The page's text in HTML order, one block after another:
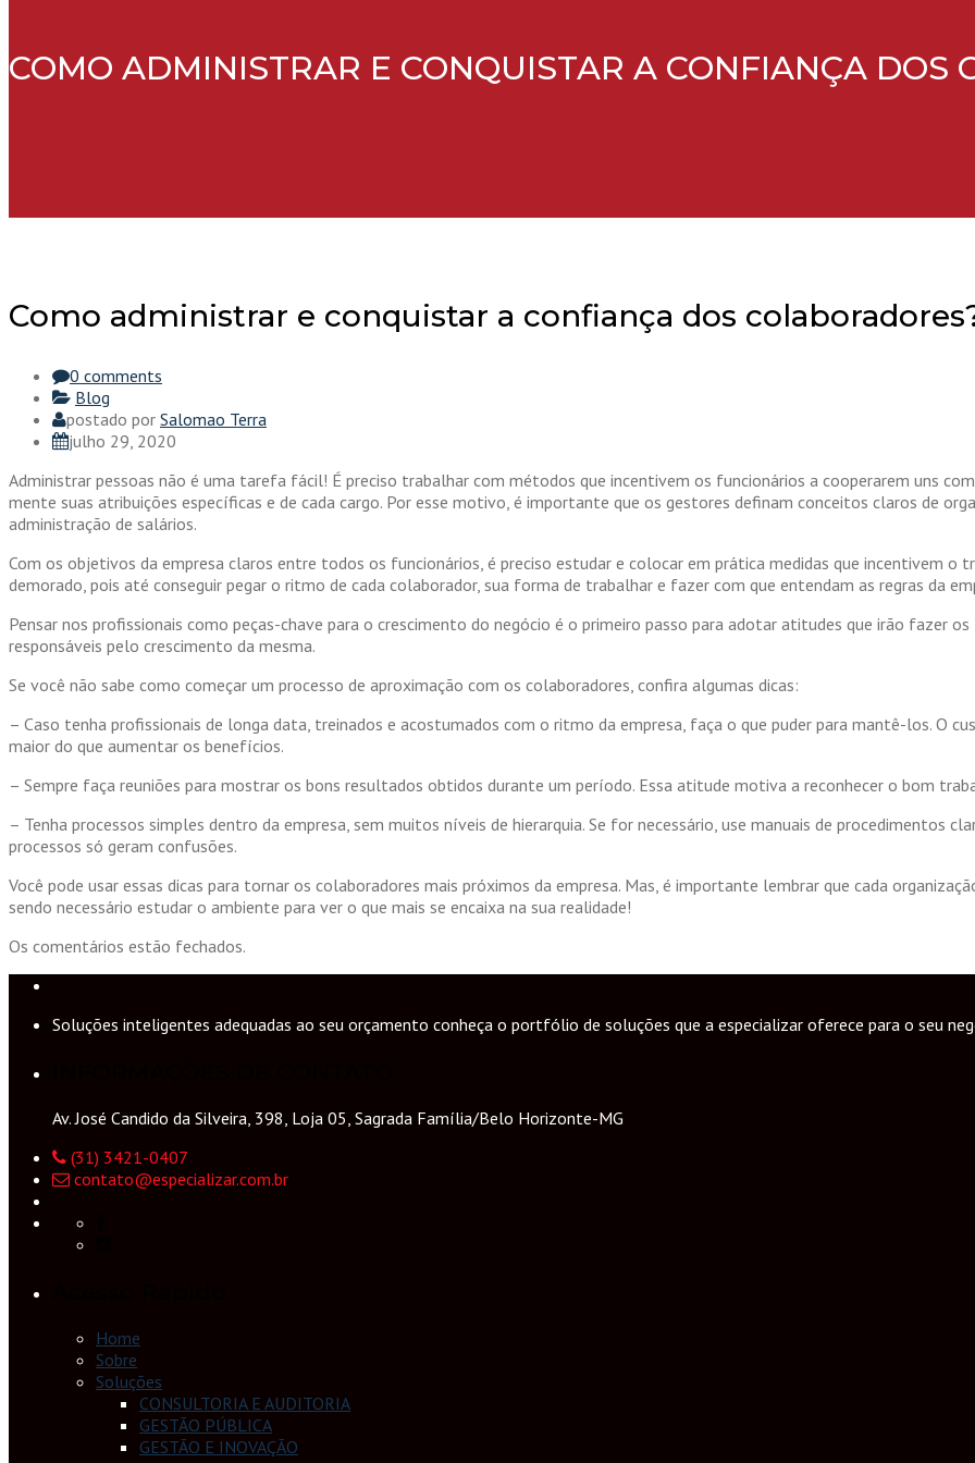
COMO ADMINISTRAR E CONQUISTAR A CONFIANÇA DOS
Como administrar e conquistar a confiança dos
0 comments
Blog
postado por Salomao Terra
julho 29, 2020
Administrar pessoas não é uma tarefa fácil! É preciso trabalhar com métodos que incentivem os funcionários a cooperarem uns
mente suas atribuições específicas e de cada cargo. Por esse motivo, é importante que os gestores definam conceitos claros de
administração de salários.
Com os objetivos da empresa claros entre todos os funcionários, é preciso estudar e colocar em prática medidas que incentivem o
demorado, pois até conseguir pegar o ritmo de cada colaborador, sua forma de trabalhar e fazer com que entendam as regras da
Pensar nos profissionais como peças-chave para o crescimento do negócio é o primeiro passo para adotar atitudes que irão fazer
responsáveis pelo crescimento da mesma.
Se você não sabe como começar um processo de aproximação com os colaboradores, confira algumas dicas:
– Caso tenha profissionais de longa data, treinados e acostumados com o ritmo da empresa, faça o que puder para mantê-los. O
maior do que aumentar os benefícios.
– Sempre faça reuniões para mostrar os bons resultados obtidos durante um período. Essa atitude motiva a reconhecer o bom
– Tenha processos simples dentro da empresa, sem muitos níveis de hierarquia. Se for necessário, use manuais de procedimentos
processos só geram confusões.
Você pode usar essas dicas para tornar os colaboradores mais próximos da empresa. Mas, é importante lembrar que cada
sendo necessário estudar o ambiente para ver o que mais se encaixa na sua realidade!
Os comentários estão fechados.
Soluções inteligentes adequadas ao seu orçamento conheça o portfólio de soluções que a especializar oferece para o seu
Av. José Candido da Silveira, 398, Loja 05, Sagrada Família/Belo Horizonte-MG
(31) 3421-0407
contato@especializar.com.br
Home
Sobre
Soluções
CONSULTORIA E AUDITORIA
GESTÃO PÚBLICA
GESTÃO E INOVAÇÃO